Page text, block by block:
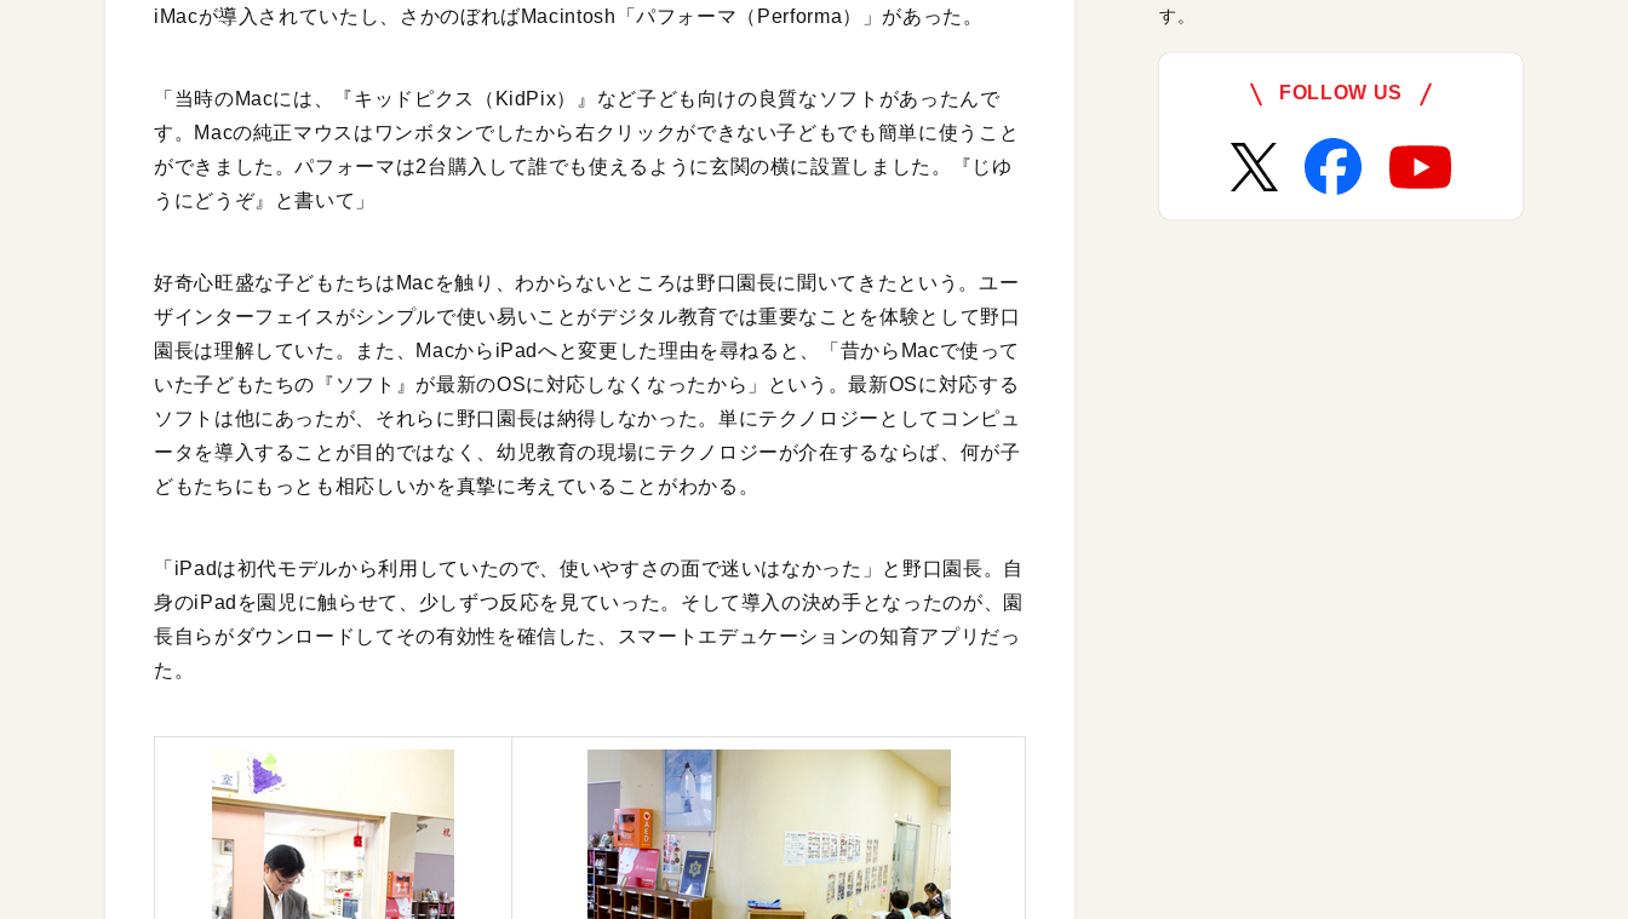
iMacが導入されていたし、さかのぼればMacintosh「パフォーマ（Performa）」があった。
「当時のMacには、『キッドピクス（KidPix）』など子ども向けの良質なソフトがあったんで
す。Macの純正マウスはワンボタンでしたから右クリックができない子どもでも簡単に使うこと
ができました。パフォーマは2台購入して誰でも使えるように玄関の横に設置しました。『じゆ
うにどうぞ』と書いて」
好奇心旺盛な子どもたちはMacを触り、わからないところは野口園長に聞いてきたという。ユー
ザインターフェイスがシンプルで使い易いことがデジタル教育では重要なことを体験として野口
園長は理解していた。また、MacからiPadへと変更した理由を尋ねると、「昔からMacで使って
いた子どもたちの『ソフト』が最新のOSに対応しなくなったから」という。最新OSに対応する
ソフトは他にあったが、それらに野口園長は納得しなかった。単にテクノロジーとしてコンピュ
ータを導入することが目的ではなく、幼児教育の現場にテクノロジーが介在するならば、何が子
どもたちにもっとも相応しいかを真摯に考えていることがわかる。
「iPadは初代モデルから利用していたので、使いやすさの面で迷いはなかった」と野口園長。自
身のiPadを園児に触らせて、少しずつ反応を見ていった。そして導入の決め手となったのが、園
長自らがダウンロードしてその有効性を確信した、スマートエデュケーションの知育アプリだっ
た。
す。
FOLLOW US